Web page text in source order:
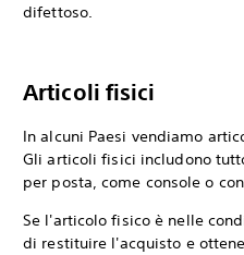
difettoso.
Articoli fisici
In alcuni Paesi vendiamo
Gli articoli fisici includono
per posta, come console o
Se l'articolo fisico è nelle
di restituire l'acquisto e